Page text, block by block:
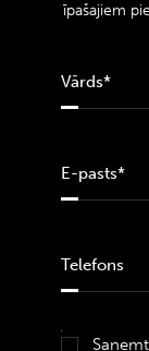
īpašajiem